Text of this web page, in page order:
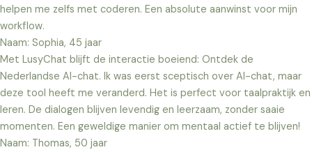
helpen me zelfs met coderen. Een absolute aanwinst voor mijn
workflow.
Naam: Sophia, 45 jaar
Met LusyChat blijft de interactie boeiend: Ontdek de
Nederlandse AI-chat. Ik was eerst sceptisch over AI-chat, maar
deze tool heeft me veranderd. Het is perfect voor taalpraktijk en
leren. De dialogen blijven levendig en leerzaam, zonder saaie
momenten. Een geweldige manier om mentaal actief te blijven!
Naam: Thomas, 50 jaar